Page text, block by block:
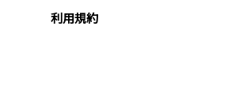
利用規約